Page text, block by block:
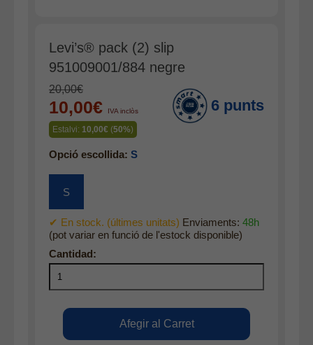
Faldilles
Jerseis
Jaquetes
Accessoris
Cinturons
Bufandes i mocadors
Calçat
Gavardina estiu home
Gavardina hivern home
Mitjons
Pana dona
Levi’s® pack (2) slip
951009001/884 negre
20,00€
10,00€ IVA inclòs
Estalvi: 10,00€ (50%)
6 punts
Opció escollida: S
S
✔ En stock. (últimes unitats) Enviaments: 48h
(pot variar en funció de l'estock disponible)